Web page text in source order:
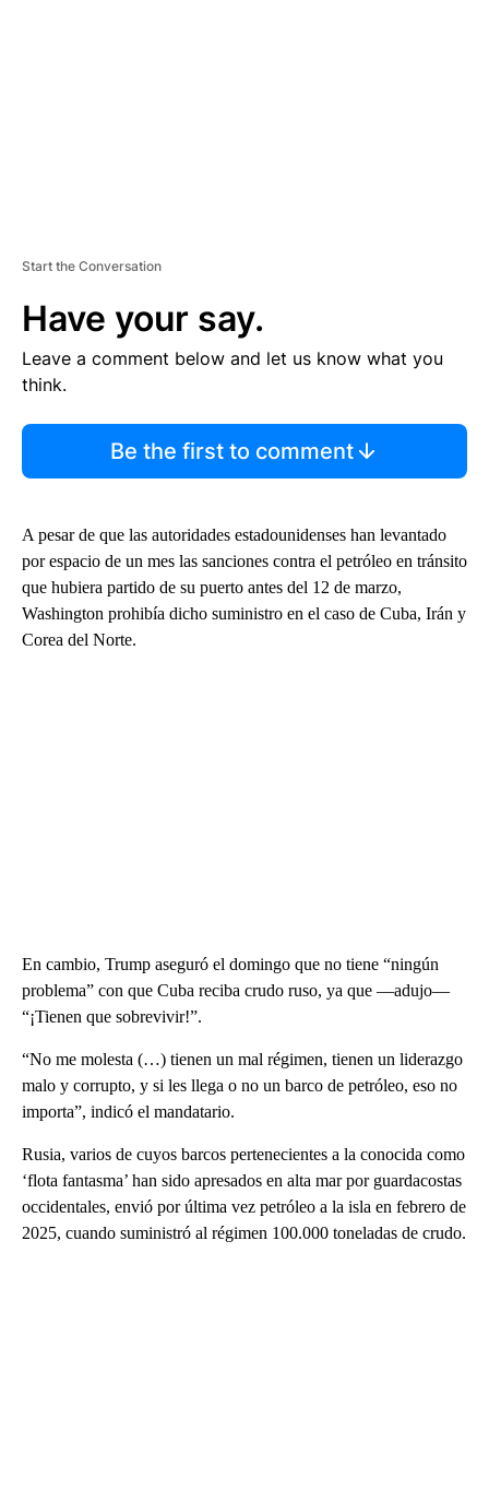
Start the Conversation
Have your say.
Leave a comment below and let us know what you
think.
Be the first to comment
A pesar de que las autoridades estadounidenses han levantado
por espacio de un mes las sanciones contra el petróleo en tránsito
que hubiera partido de su puerto antes del 12 de marzo,
Washington prohibía dicho suministro en el caso de Cuba, Irán y
Corea del Norte.
En cambio, Trump aseguró el domingo que no tiene “ningún
problema” con que Cuba reciba crudo ruso, ya que —adujo—
“¡Tienen que sobrevivir!”.
“No me molesta (…) tienen un mal régimen, tienen un liderazgo
malo y corrupto, y si les llega o no un barco de petróleo, eso no
importa”, indicó el mandatario.
Rusia, varios de cuyos barcos pertenecientes a la conocida como
‘flota fantasma’ han sido apresados en alta mar por guardacostas
occidentales, envió por última vez petróleo a la isla en febrero de
2025, cuando suministró al régimen 100.000 toneladas de crudo.